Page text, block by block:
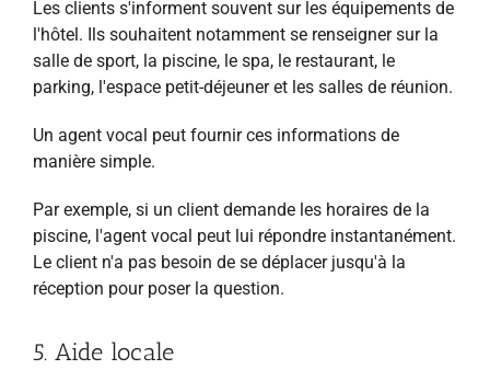
Les clients s'informent souvent sur les équipements de
l'hôtel. Ils souhaitent notamment se renseigner sur la
salle de sport, la piscine, le spa, le restaurant, le
parking, l'espace petit-déjeuner et les salles de réunion.
Un agent vocal peut fournir ces informations de
manière simple.
Par exemple, si un client demande les horaires de la
piscine, l'agent vocal peut lui répondre instantanément.
Le client n'a pas besoin de se déplacer jusqu'à la
réception pour poser la question.
5. Aide locale